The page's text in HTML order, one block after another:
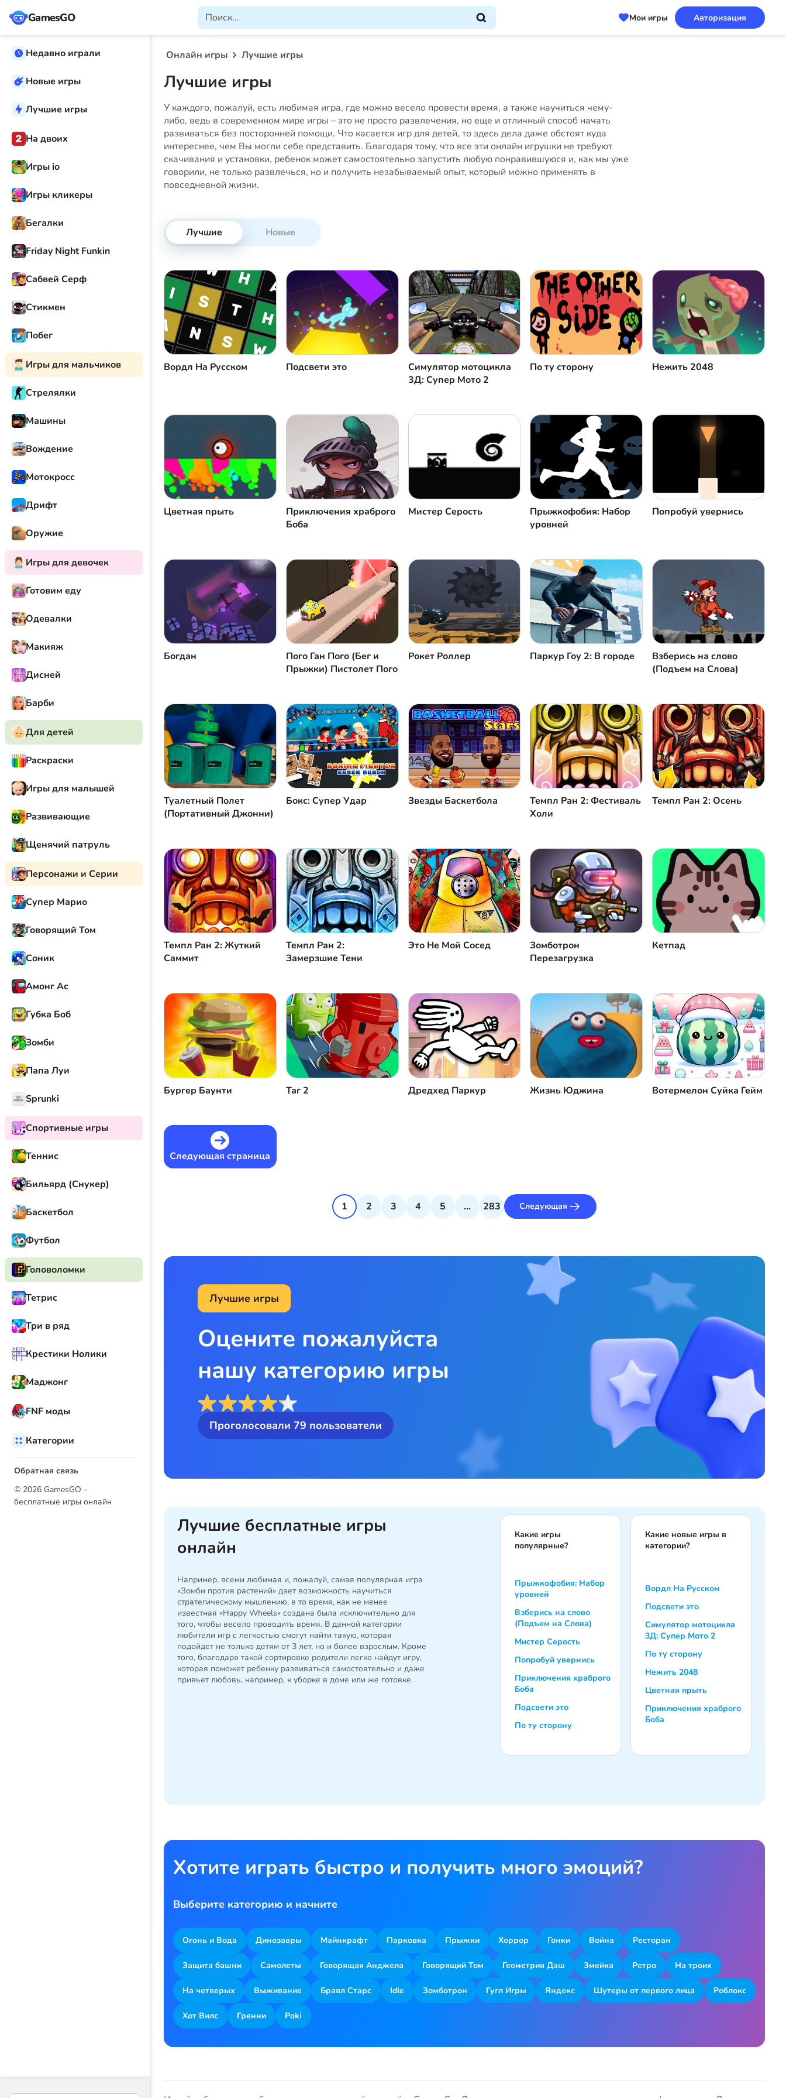
GamesGO Мои игры Авторизация
Недавно играли
Новые игры
Лучшие игры
На двоих
Игры io
Игры кликеры
Бегалки
Friday Night Funkin
Сабвей Серф
Стикмен
Побег
Игры для мальчиков
Стрелялки
Машины
Вождение
Мотокросс
Дрифт
Оружие
Игры для девочек
Готовим еду
Одевалки
Макияж
Дисней
Барби
Для детей
Раскраски
Игры для малышей
Развивающие
Щенячий патруль
Персонажи и Серии
Супер Марио
Говорящий Том
Соник
Амонг Ас
Губка Боб
Зомби
Папа Луи
Sprunki
Спортивные игры
Теннис
Бильярд (Снукер)
Баскетбол
Футбол
Головоломки
Тетрис
Три в ряд
Крестики Нолики
Маджонг
FNF моды
Категории
Обратная связь
© 2026 GamesGO -
бесплатные игры онлайн
Русский
Онлайн игры Лучшие игры
Лучшие игры
У каждого, пожалуй, есть любимая игра, где можно весело провести время, а также научиться чему-
либо, ведь в современном мире игры – это не просто развлечения, но еще и отличный способ начать
развиваться без посторонней помощи. Что касается игр для детей, то здесь дела даже обстоят куда
интереснее, чем Вы могли себе представить. Благодаря тому, что все эти онлайн игрушки не требуют
скачивания и установки, ребенок может самостоятельно запустить любую понравившуюся и, как мы уже
говорили, не только развлечься, но и получить незабываемый опыт, который можно применять в
повседневной жизни.
Лучшие Новые
Вордл На Русском Подсвети это
Симулятор мотоцикла
3Д: Супер Мото 2
По ту сторону Нежить 2048
Цветная прыть
Приключения храброго
Боба
Мистер Серость
Прыжкофобия: Набор
уровней
Попробуй увернись
Богдан
Пого Ган Пого (Бег и
Прыжки) Пистолет Пого
Рокет Роллер Паркур Гоу 2: В городе
Взберись на слово
(Подъем на Слова)
Туалетный Полет
(Портативный Джонни)
Бокс: Супер Удар Звезды Баскетбола
Темпл Ран 2: Фестиваль
Холи
Темпл Ран 2: Осень
Темпл Ран 2: Жуткий
Саммит
Темпл Ран 2:
Замерзшие Тени
Это Не Мой Сосед
Зомботрон
Перезагрузка
Кетпад
Бургер Баунти Таг 2 Дредхед Паркур Жизнь Юджина Вотермелон Суйка Гейм
Следующая страница
1 2 3 4 5 ... 283 Следующая
Лучшие игры
Оцените пожалуйста
нашу категорию игры
Проголосовали 79 пользователи
Лучшие бесплатные игры
онлайн
Например, всеми любимая и, пожалуй, самая популярная игра
«Зомби против растений» дает возможность научиться
стратегическому мышлению, в то время, как не менее
известная «Happy Wheels» создана была исключительно для
того, чтобы весело проводить время. В данной категории
любители игр с легкостью смогут найти такую, которая
подойдет не только детям от 3 лет, но и более взрослым. Кроме
того, благодаря такой сортировке родители легко найдут игру,
которая поможет ребенку развиваться самостоятельно и даже
привьет любовь, например, к уборке в доме или же готовке.
Какие игры
популярные?
Прыжкофобия: Набор
уровней
Взберись на слово
(Подъем на Слова)
Мистер Серость
Попробуй увернись
Приключения храброго
Боба
Подсвети это
По ту сторону
Какие новые игры в
категории?
Вордл На Русском
Подсвети это
Симулятор мотоцикла
3Д: Супер Мото 2
По ту сторону
Нежить 2048
Цветная прыть
Приключения храброго
Боба
Хотите играть быстро и получить много эмоций?
Выберите категорию и начните
Огонь и Вода Динозавры Майнкрафт Парковка Прыжки Хоррор Гонки Война Ресторан
Защита башни Самолеты Говорящая Анджела Говорящий Том Геометрия Даш Змейка Ретро На троих
На четверых Выживание Бравл Старс Idle Зомботрон Гугл Игры Яндекс Шутеры от первого лица Роблокс
Хот Вилс Гренни Poki